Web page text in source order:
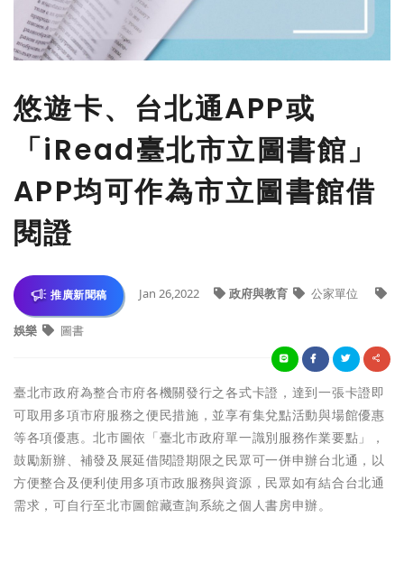
悠遊卡、台北通APP或
「iRead臺北市立圖書館」
APP均可作為市立圖書館借
閱證
推廣新聞稿 Jan 26,2022 政府與教育 公家單位
娛樂 圖書
臺北市政府為整合市府各機關發行之各式卡證，達到一張卡證即
可取用多項市府服務之便民措施，並享有集兌點活動與場館優惠
等各項優惠。北市圖依「臺北市政府單一識別服務作業要點」，
鼓勵新辦、補發及展延借閱證期限之民眾可一併申辦台北通，以
方便整合及便利使用多項市政服務與資源，民眾如有結合台北通
需求，可自行至北市圖館藏查詢系統之個人書房申辦。